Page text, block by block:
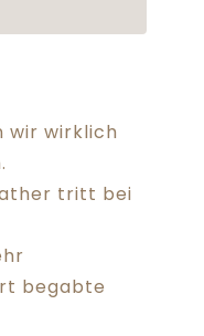
wir wirklich
tritt bei
begabte